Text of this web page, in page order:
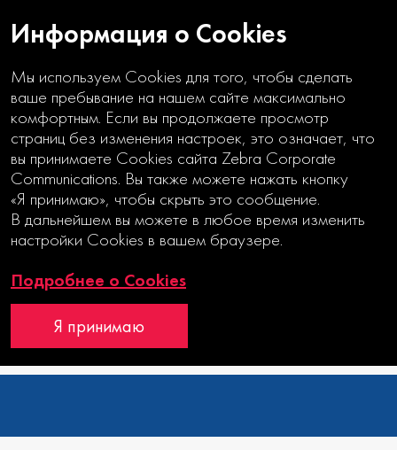
ФУНДАМЕНТ
Годовой отчет
Интерактивный годовой отчет
Информация о Cookies
Мы используем Cookies для того, чтобы сделать
ваше пребывание на нашем сайте максимально
комфортным. Если вы продолжаете просмотр
страниц без изменения настроек, это означает, что
вы принимаете Cookies сайта Zebra Corporate
Communications. Вы также можете нажать кнопку
«Я принимаю», чтобы скрыть это сообщение.
В дальнейшем вы можете в любое время изменить
настройки Cookies в вашем браузере.
Подробнее о Cookies
Я принимаю